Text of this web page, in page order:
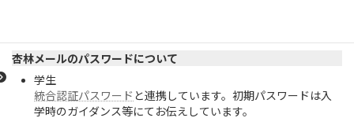
杏林メールのパスワードについて
学生
統合認証パスワード と連携しています。初期パスワードは入
学時のガイダンス等にてお伝えしています。